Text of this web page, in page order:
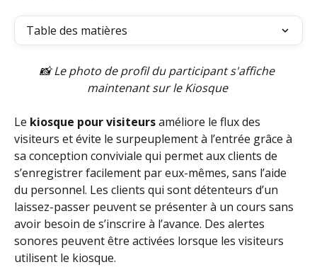
Table des matières
📸 Le photo de profil du participant s'affiche
maintenant sur le Kiosque
Le kiosque pour visiteurs améliore le flux des
visiteurs et évite le surpeuplement à l’entrée grâce à
sa conception conviviale qui permet aux clients de
s’enregistrer facilement par eux-mêmes, sans l’aide
du personnel. Les clients qui sont détenteurs d’un
laissez-passer peuvent se présenter à un cours sans
avoir besoin de s’inscrire à l’avance. Des alertes
sonores peuvent être activées lorsque les visiteurs
utilisent le kiosque.